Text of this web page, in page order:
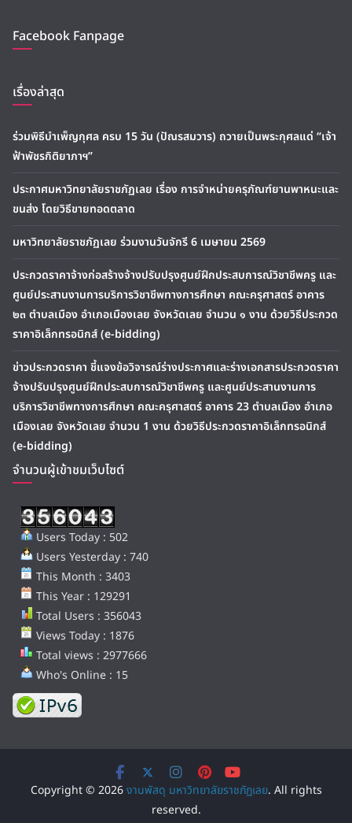
Facebook Fanpage
เรื่องล่าสุด
ร่วมพิธีบำเพ็ญกุศล ครบ 15 วัน (ปัณรสมวาร) ถวายเป็นพระกุศลแด่ “เจ้า
ฟ้าพัชรกิติยาภาฯ”
ประกาศมหาวิทยาลัยราชภัฏเลย เรื่อง การจำหน่ายครุภัณฑ์ยานพาหนะและ
ขนส่ง โดยวิธีขายทอดตลาด
มหาวิทยาลัยราชภัฏเลย ร่วมงานวันจักรี 6 เมษายน 2569
ประกวดราคาจ้างก่อสร้างจ้างปรับปรุงศูนย์ฝึกประสบการณ์วิชาชีพครู และ
ศูนย์ประสานงานการบริการวิชาชีพทางการศึกษา คณะครุศาสตร์ อาคาร
๒๓ ตำบลเมือง อำเภอเมืองเลย จังหวัดเลย จำนวน ๑ งาน ด้วยวิธีประกวด
ราคาอิเล็กทรอนิกส์ (e-bidding)
ข่าวประกวดราคา ชี้แจงข้อวิจารณ์ร่างประกาศและร่างเอกสารประกวดราคา
จ้างปรับปรุงศูนย์ฝึกประสบการณ์วิชาชีพครู และศูนย์ประสานงานการ
บริการวิชาชีพทางการศึกษา คณะครุศาสตร์ อาคาร 23 ตำบลเมือง อำเภอ
เมืองเลย จังหวัดเลย จำนวน 1 งาน ด้วยวิธีประกวดราคาอิเล็กทรอนิกส์
(e-bidding)
จำนวนผู้เข้าชมเว็บไซต์
Users Today : 502
Users Yesterday : 740
This Month : 3403
This Year : 129291
Total Users : 356043
Views Today : 1876
Total views : 2977666
Who's Online : 15
Copyright © 2026งานพัสดุ มหาวิทยาลัยราชภัฏเลย. All rights
reserved.